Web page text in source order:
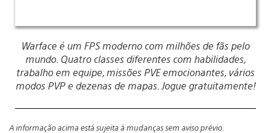
Warface é um FPS moderno com milhões de fãs pelo
mundo. Quatro classes diferentes com habilidades,
trabalho em equipe, missões PVE emocionantes, vários
modos PVP e dezenas de mapas. Jogue gratuitamente!
A informação acima está sujeita à mudanças sem aviso prévio.